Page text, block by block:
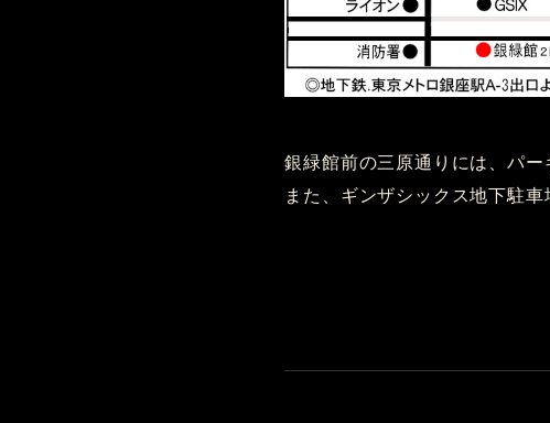
銀緑館前の三原通りには、パ
また、ギンザシックス地下駐